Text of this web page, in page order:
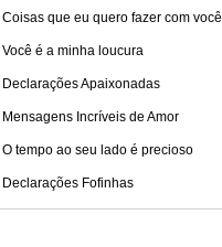
Coisas que eu quero fazer com você
Você é a minha loucura
Declarações Apaixonadas
Mensagens Incríveis de Amor
O tempo ao seu lado é precioso
Declarações Fofinhas